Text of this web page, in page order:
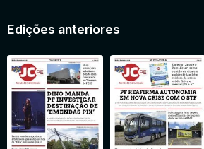
Edições anteriores